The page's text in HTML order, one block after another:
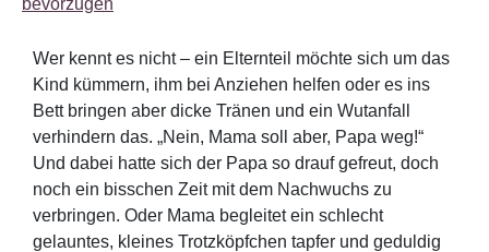
Wer kennt es nicht – ein Elternteil möchte sich um das
Kind kümmern, ihm bei Anziehen helfen oder es ins
Bett bringen aber dicke Tränen und ein Wutanfall
verhindern das. „Nein, Mama soll aber, Papa weg!“
Und dabei hatte sich der Papa so drauf gefreut, doch
noch ein bisschen Zeit mit dem Nachwuchs zu
verbringen. Oder Mama begleitet ein schlecht
gelauntes, kleines Trotzköpfchen tapfer und geduldig